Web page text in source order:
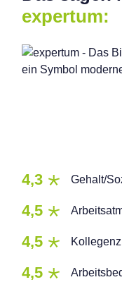
expertum:
4,3 Gehalt/
4,5
4,5
4,5